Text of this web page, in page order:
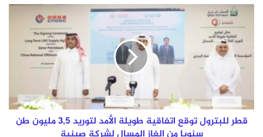
قطر
للبترول
توقع
اتفاقية
طويلة
الأمد
لتوريد
3,5
مليون
طن
قطر للبترول توقع اتفاقية طويلة الأمد لتوريد 3,5 مليون طن